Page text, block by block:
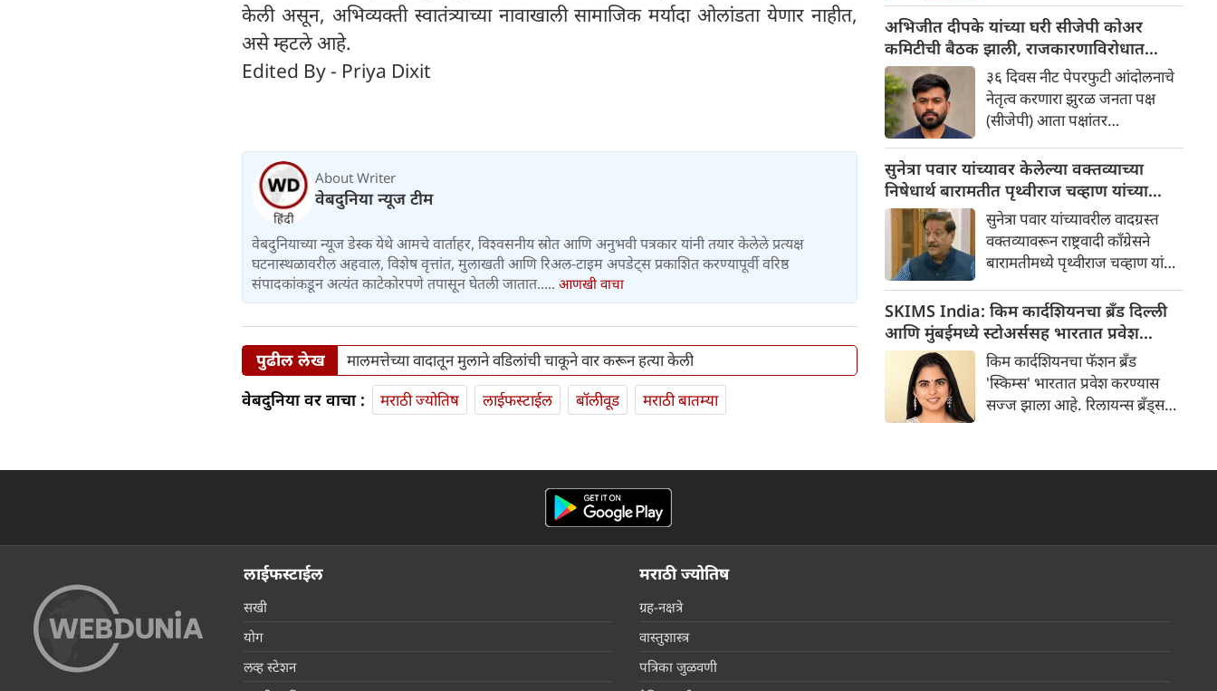
केली असून, अभिव्यक्ती स्वातंत्र्याच्या नावाखाली सामाजिक मर्यादा ओलांडता येणार नाहीत,
असे म्हटले आहे.
Edited By - Priya Dixit
About Writer
वेबदुनिया न्यूज टीम
वेबदुनियाच्या न्यूज डेस्क येथे आमचे वार्ताहर, विश्वसनीय स्रोत आणि अनुभवी पत्रकार यांनी तयार केलेले प्रत्यक्ष
घटनास्थळावरील अहवाल, विशेष वृत्तांत, मुलाखती आणि रिअल-टाइम अपडेट्स प्रकाशित करण्यापूर्वी वरिष्ठ
संपादकांकडून अत्यंत काटेकोरपणे तपासून घेतली जातात..... आणखी वाचा
पुढील लेख मालमत्तेच्या वादातून मुलाने वडिलांची चाकूने वार करून हत्या केली
वेबदुनिया वर वाचा : मराठी ज्योतिष लाईफस्टाईल बॉलीवूड मराठी बातम्या
आणि महेश तापसे यांच्यावर अधिकृत
प्रवक्ते म्हणून काम करण्याची
जबाबदारी सोपवली आहे. प्रदेशाध्यक्ष
आणि माजी मंत्री शशिकांत शिंदे
यांच्या मंजुरीनंतर, प्रवक्ते पदावरील
सर्व पूर्वीच्या नियुक्त्या तात्काळ
प्रभावाने रद्द करण्याचा आदेश जारी
करण्यात आला आहे.
अभिजीत दीपके यांच्या घरी सीजेपी कोअर
कमिटीची बैठक झाली, राजकारणाविरोधात
मोहीम सुरू करणार३६ दिवस नीट पेपरफुटी आंदोलनाचे
नेतृत्व करणारा झुरळ जनता पक्ष
(सीजेपी) आता पक्षांतर
करणार आहे. छत्रपती संभाजीनगर
येथे झालेल्या कोअर कमिटीच्या
बैठकीत ही रणनीती ठरवण्यात आली.
सुनेत्रा पवार यांच्यावर केलेल्या वक्तव्याच्या
निषेधार्थ बारामतीत पृथ्वीराज चव्हाण यांच्या
पुतळ्याचे दहन
सुनेत्रा पवार यांच्यावरील वादग्रस्त
वक्तव्यावरून राष्ट्रवादी काँग्रेसने
बारामतीमध्ये पृथ्वीराज चव्हाण यांचा
धाराशिवमध्ये तानाजी सावंत आणि
राहुल मोटे यांच्या समर्थकांमध्ये
रक्तरंजित संघर्ष झाला.
SKIMS India: किम कार्दशियनचा ब्रँड दिल्ली
आणि मुंबईमध्ये स्टोअर्ससह भारतात प्रवेश
करणार
किम कार्दशियनचा फॅशन ब्रँड
'स्किम्स' भारतात प्रवेश करण्यास
सज्ज झाला आहे. रिलायन्स ब्रँड्स
ब्रँडची भारतातील पहिली स्टोअर्स
लाईफस्टाईल
सखी
योग
लव्ह स्टेशन
मराठी ज्योतिष
ग्रह-नक्षत्रे
वास्तुशास्त्र
पत्रिका जुळवणी